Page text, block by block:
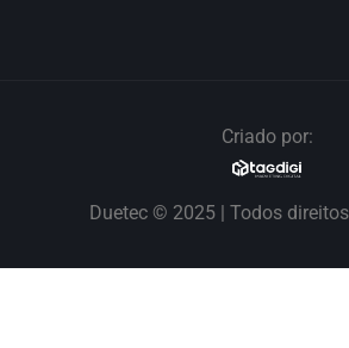
Criado por:
Duetec © 2025 | Todos